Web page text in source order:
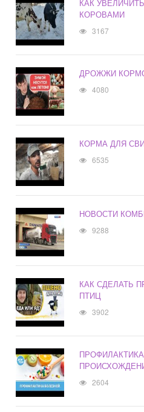
КАК
КОРОВАМИ
3167
ДРОЖЖИ
4080
КОРМА ДЛЯ
6535
НОВОСТИ
9288
КАК СДЕЛАТЬ
ПТИЦ
3902
2604